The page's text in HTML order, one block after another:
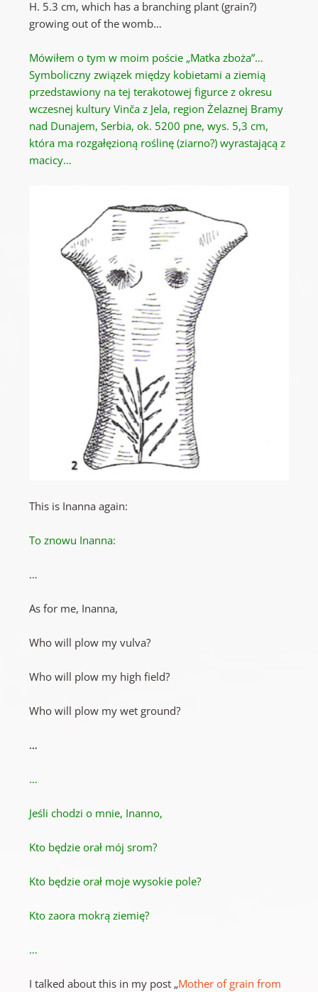
H. 5.3 cm, which has a branching plant (grain?)
growing out of the womb…
Mówiłem o tym w moim poście „Matka zboża”…
Symboliczny związek między kobietami a ziemią
przedstawiony na tej terakotowej figurce z okresu
wczesnej kultury Vinča z Jela, region Żelaznej Bramy
nad Dunajem, Serbia, ok. 5200 pne, wys. 5,3 cm,
która ma rozgałęzioną roślinę (ziarno?) wyrastającą z
macicy…
This is Inanna again:
To znowu Inanna:
…
As for me, Inanna,
Who will plow my vulva?
Who will plow my high field?
Who will plow my wet ground?
…
…
Jeśli chodzi o mnie, Inanno,
Kto będzie orał mój srom?
Kto będzie orał moje wysokie pole?
Kto zaora mokrą ziemię?
…
I talked about this in my post „Mother of grain from